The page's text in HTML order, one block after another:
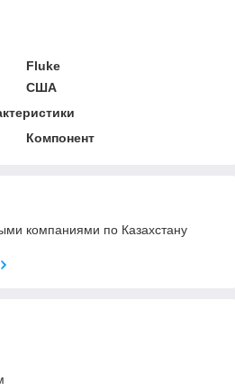
Fluke
США
Компонент
компаниями по Казахстану